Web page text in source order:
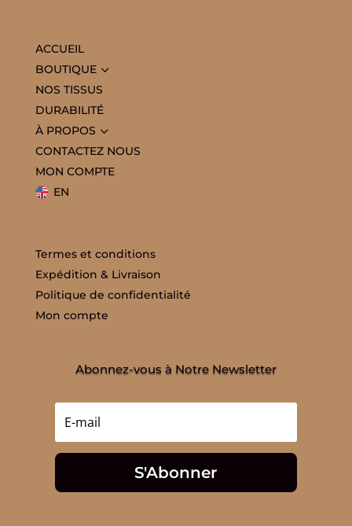
ACCUEIL
BOUTIQUE3
NOS TISSUS
DURABILITÉ
À PROPOS 3
CONTACTEZ NOUS
MON COMPTE
EN
Termes et conditions
Expédition & Livraison
Politique de confidentialité
Mon compte
Abonnez-vous à Notre Newsletter
S'Abonner